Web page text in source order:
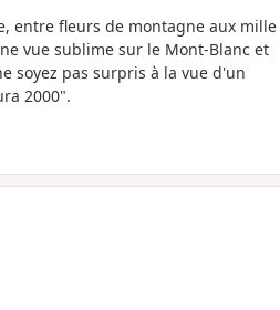
entre fleurs de montagne aux mille
vue sublime sur le Mont-Blanc et
soyez pas surpris à la vue d'un
2000".